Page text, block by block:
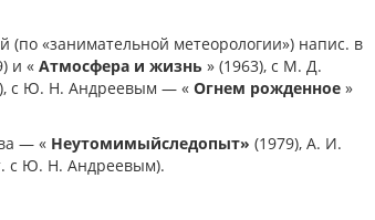
(по «занимательной метеорологии») напис. в
и « Атмосфера и жизнь » (1963), с М. Д.
с Ю. Н. Андреевым — « Огнем рожденное »
— « Неутомимыйследопыт» (1979), А. И.
с Ю. Н. Андреевым).